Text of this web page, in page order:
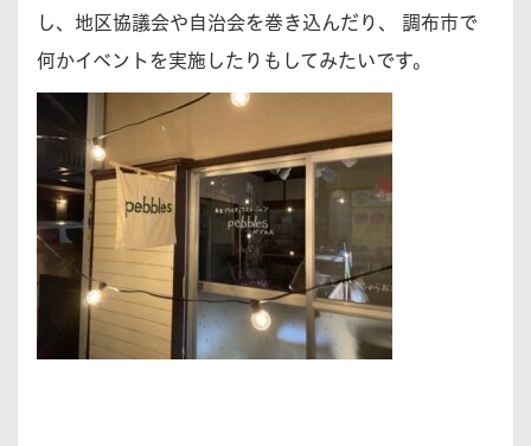
し、地区協議会や自治会を巻き込んだり、 調布市で
何かイベントを実施したりもしてみたいです。